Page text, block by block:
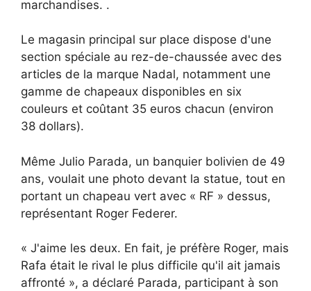
marchandises. .
Le magasin principal sur place dispose d'une
section spéciale au rez-de-chaussée avec des
articles de la marque Nadal, notamment une
gamme de chapeaux disponibles en six
couleurs et coûtant 35 euros chacun (environ
38 dollars).
Même Julio Parada, un banquier bolivien de 49
ans, voulait une photo devant la statue, tout en
portant un chapeau vert avec « RF » dessus,
représentant Roger Federer.
« J'aime les deux. En fait, je préfère Roger, mais
Rafa était le rival le plus difficile qu'il ait jamais
affronté », a déclaré Parada, participant à son